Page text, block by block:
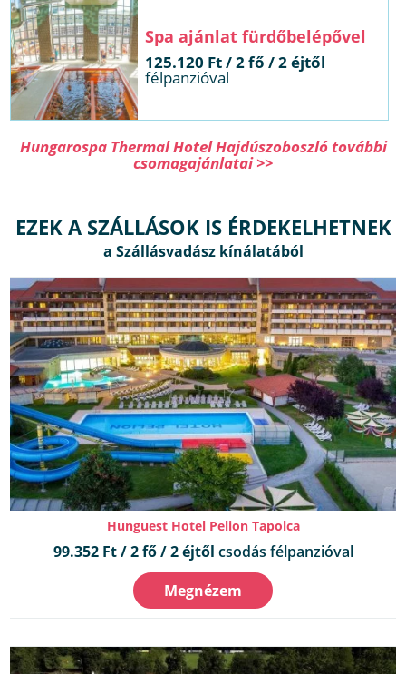
Spa ajánlat fürdőbelépővel
125.120 Ft / 2 fő / 2 éjtől
félpanzióval
Hungarospa Thermal Hotel Hajdúszoboszló további
csomagajánlatai >>
EZEK A SZÁLLÁSOK IS ÉRDEKELHETNEK
Hunguest Hotel Pelion Tapolca
99.352 Ft / 2 fő / 2 éjtől csodás félpanzióval
Megnézem